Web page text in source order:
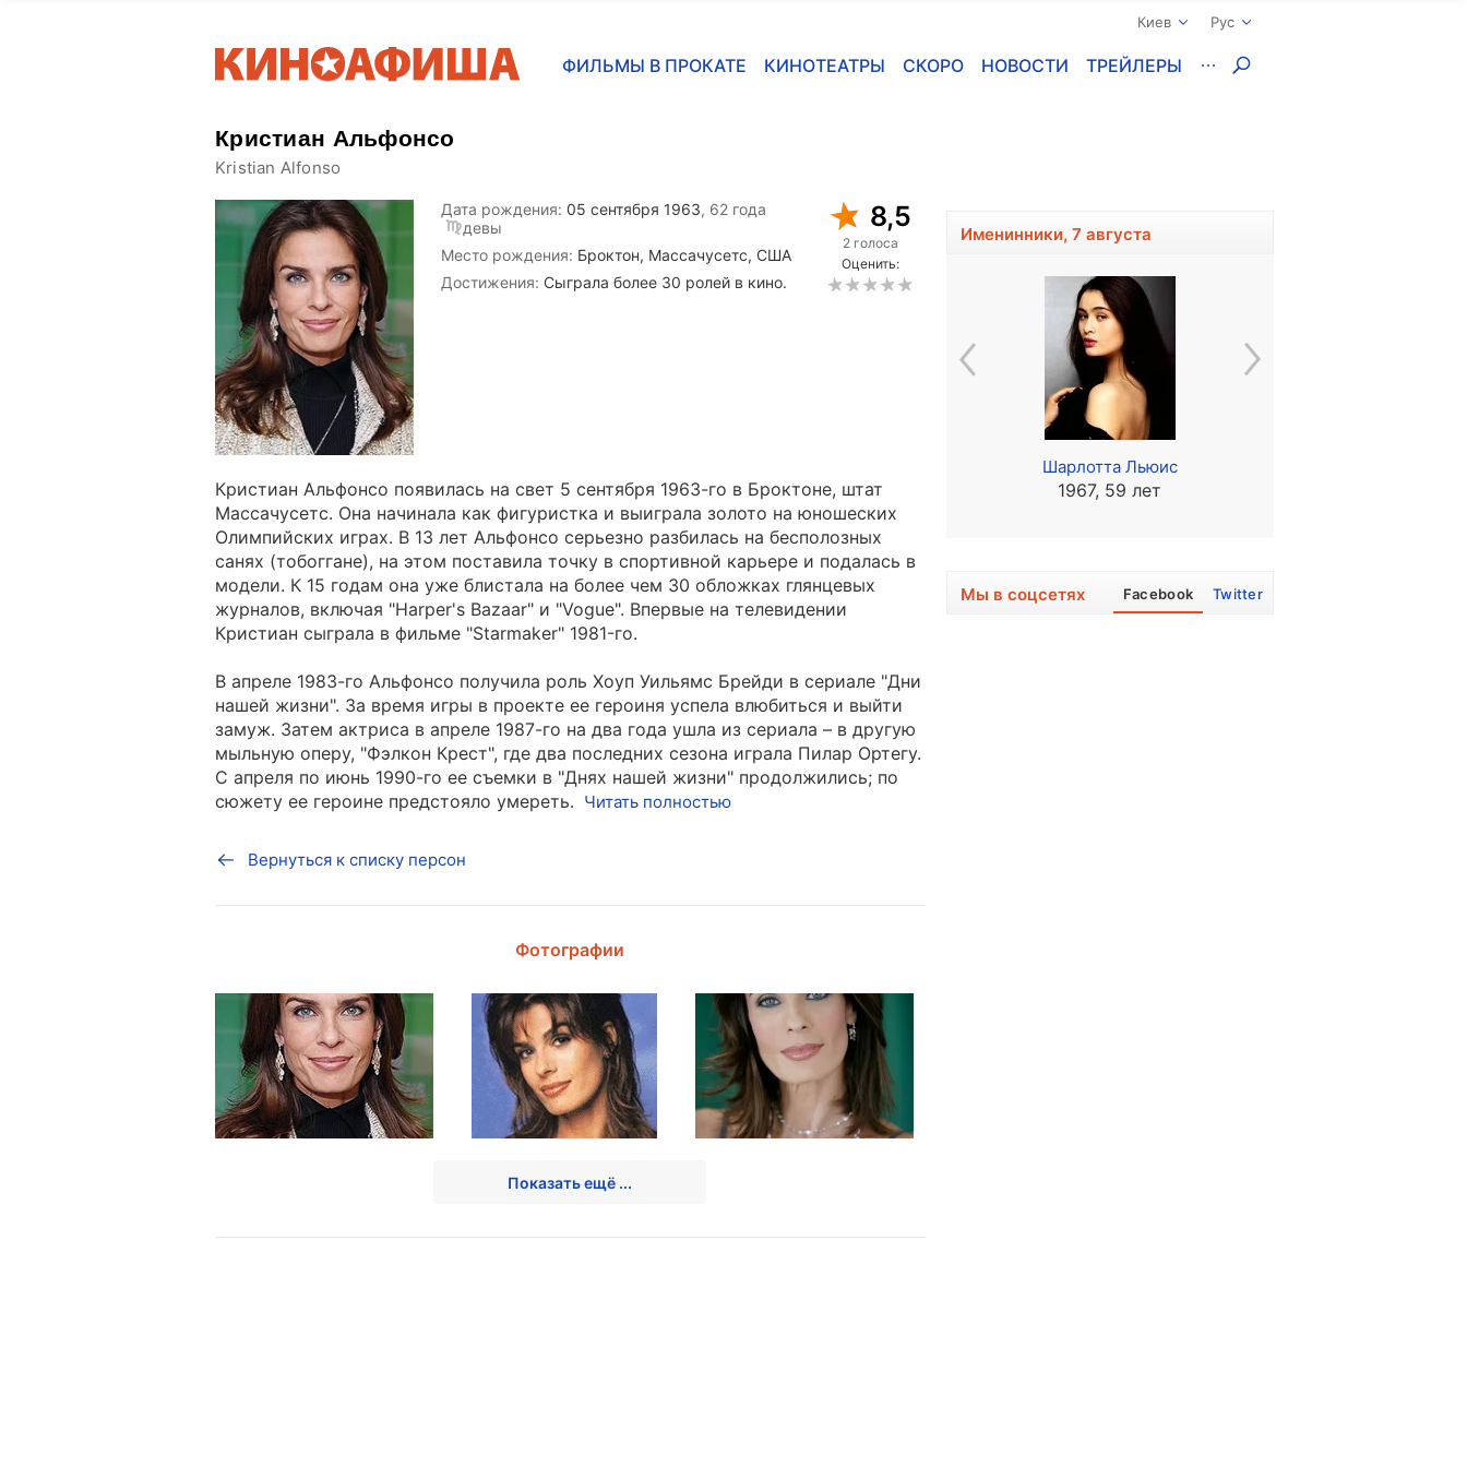
Киев Рус
ФИЛЬМЫ В ПРОКАТЕ КИНОТЕАТРЫ СКОРО НОВОСТИ ТРЕЙЛЕРЫ
Кристиан Альфонсо
Kristian Alfonso
Дата рождения: 05 сентября 1963, 62 года
девы
Место рождения: Броктон, Массачусетс, США
Достижения: Сыграла более 30 ролей в кино.
8,5
2 голоса
Оценить:
Кристиан Альфонсо появилась на свет 5 сентября 1963-го в Броктоне, штат
Массачусетс. Она начинала как фигуристка и выиграла золото на юношеских
Олимпийских играх. В 13 лет Альфонсо серьезно разбилась на бесполозных
санях (тобоггане), на этом поставила точку в спортивной карьере и подалась в
модели. К 15 годам она уже блистала на более чем 30 обложках глянцевых
журналов, включая "Harper's Bazaar" и "Vogue". Впервые на телевидении
Кристиан сыграла в фильме "Starmaker" 1981-го.
В апреле 1983-го Альфонсо получила роль Хоуп Уильямс Брейди в сериале "Дни
нашей жизни". За время игры в проекте ее героиня успела влюбиться и выйти
замуж. Затем актриса в апреле 1987-го на два года ушла из сериала – в другую
мыльную оперу, "Фэлкон Крест", где два последних сезона играла Пилар Ортегу.
С апреля по июнь 1990-го ее съемки в "Днях нашей жизни" продолжились; по
сюжету ее героине предстояло умереть. Читать полностью
Вернуться к списку персон
Фотографии
Показать ещё ...
Именинники, 7 августа
1996, 30 лет
Шарлотта Льюис
1967, 59 лет
Мы в соцсетях Facebook Twitter